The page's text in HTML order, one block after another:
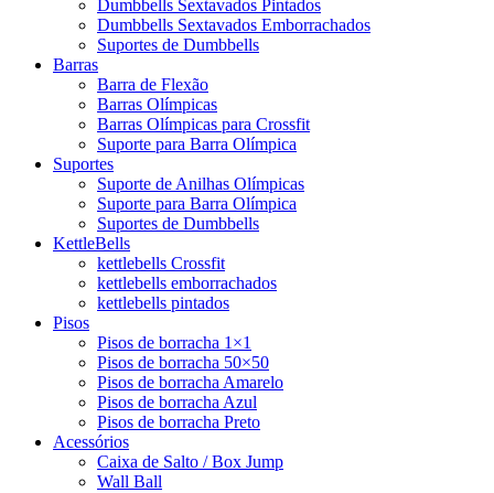
Dumbbells Sextavados Pintados
Dumbbells Sextavados Emborrachados
Suportes de Dumbbells
Barras
Barra de Flexão
Barras Olímpicas
Barras Olímpicas para Crossfit
Suporte para Barra Olímpica
Suportes
Suporte de Anilhas Olímpicas
Suporte para Barra Olímpica
Suportes de Dumbbells
KettleBells
kettlebells Crossfit
kettlebells emborrachados
kettlebells pintados
Pisos
Pisos de borracha 1×1
Pisos de borracha 50×50
Pisos de borracha Amarelo
Pisos de borracha Azul
Pisos de borracha Preto
Acessórios
Caixa de Salto / Box Jump
Wall Ball